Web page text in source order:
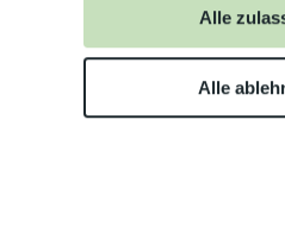
Alle
Alle